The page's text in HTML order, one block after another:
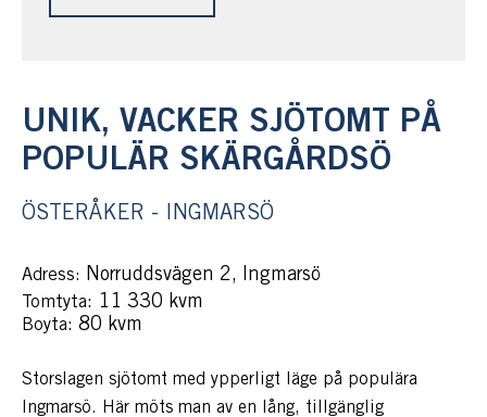
UNIK, VACKER SJÖTOMT PÅ
POPULÄR SKÄRGÅRDSÖ
ÖSTERÅKER - INGMARSÖ
Adress: Norruddsvägen 2, Ingmarsö
Tomtyta: 11 330 kvm
Boyta: 80 kvm
Storslagen sjötomt med ypperligt läge på populära
Ingmarsö. Här möts man av en lång, tillgänglig